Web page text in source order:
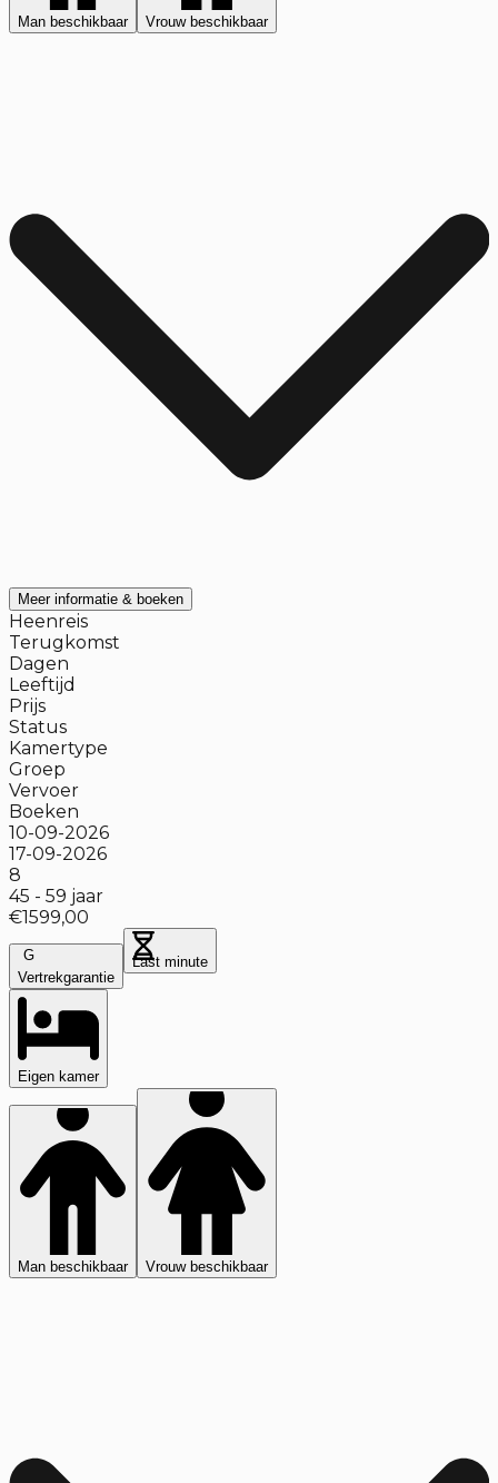
Man beschikbaar Vrouw beschikbaar
Meer informatie & boeken
Heenreis
Terugkomst
Dagen
Leeftijd
Prijs
Status
Kamertype
Groep
Vervoer
Boeken
10-09-2026
17-09-2026
8
45 - 59 jaar
€1599,00
G
Vertrekgarantie
Last minute
Eigen kamer
Man beschikbaar Vrouw beschikbaar